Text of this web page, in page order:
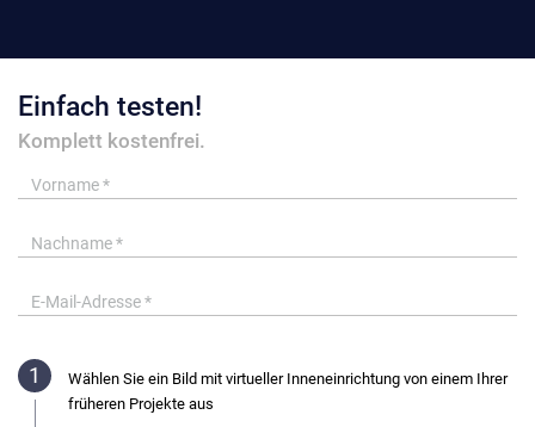
Einfach testen!
Komplett kostenfrei.
Wählen Sie ein Bild mit virtueller Inneneinrichtung von einem Ihrer
früheren Projekte aus